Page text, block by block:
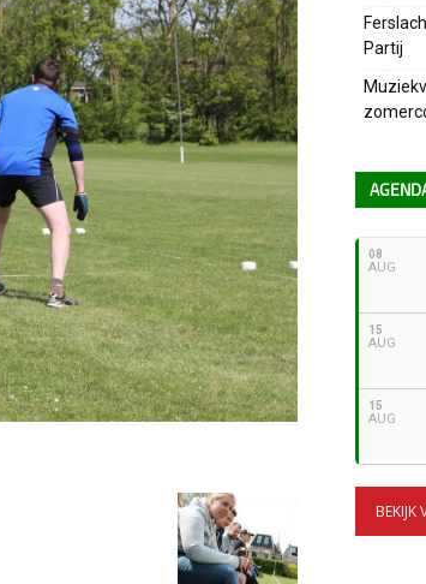
Partij
08
AUG
15
AUG
15
AUG
BEKIJK